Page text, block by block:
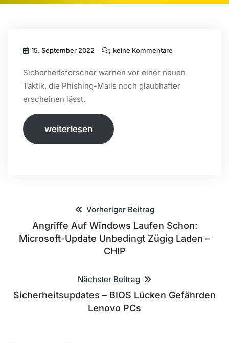
15. September 2022 keine Kommentare
Sicherheitsforscher warnen vor einer neuen
Taktik, die Phishing-Mails noch glaubhafter
erscheinen lässt.
weiterlesen
Vorheriger Beitrag
Angriffe Auf Windows Laufen Schon:
Microsoft-Update Unbedingt Zügig Laden –
CHIP
Nächster Beitrag
Sicherheitsupdates – BIOS Lücken Gefährden
Lenovo PCs